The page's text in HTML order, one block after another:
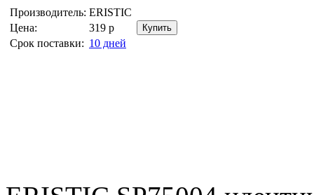
Производитель: ERISTIC
Цена:
319 р
Срок поставки: 10 дней